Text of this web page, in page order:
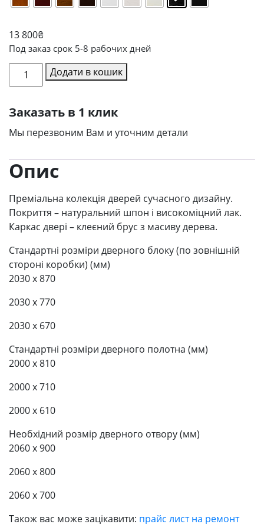
13 800₴
Под заказ срок 5-8 рабочих дней
Міжкімнатні
двері
R
кількість
Додати в кошик
Заказать в 1 клик
Мы перезвоним Вам и уточним детали
Опис
Преміальна колекція дверей сучасного дизайну.
Покриття – натуральний шпон і високоміцний лак.
Каркас двері – клеєний брус з масиву дерева.
Стандартні розміри дверного блоку (по зовнішній
стороні коробки) (мм)
2030 x 870
2030 x 770
2030 x 670
Стандартні розміри дверного полотна (мм)
2000 x 810
2000 x 710
2000 x 610
Необхідний розмір дверного отвору (мм)
2060 x 900
2060 x 800
2060 x 700
Також вас може зацікавити: прайс лист на ремонт